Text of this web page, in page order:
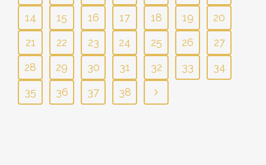
14
15 16 17 18 19
20
21
22 23 24 25 26
27
28
29 30 31 32 33
34
35
36 37 38